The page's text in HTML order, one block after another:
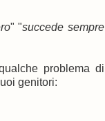
" "succede sempre
problema di
genitori: